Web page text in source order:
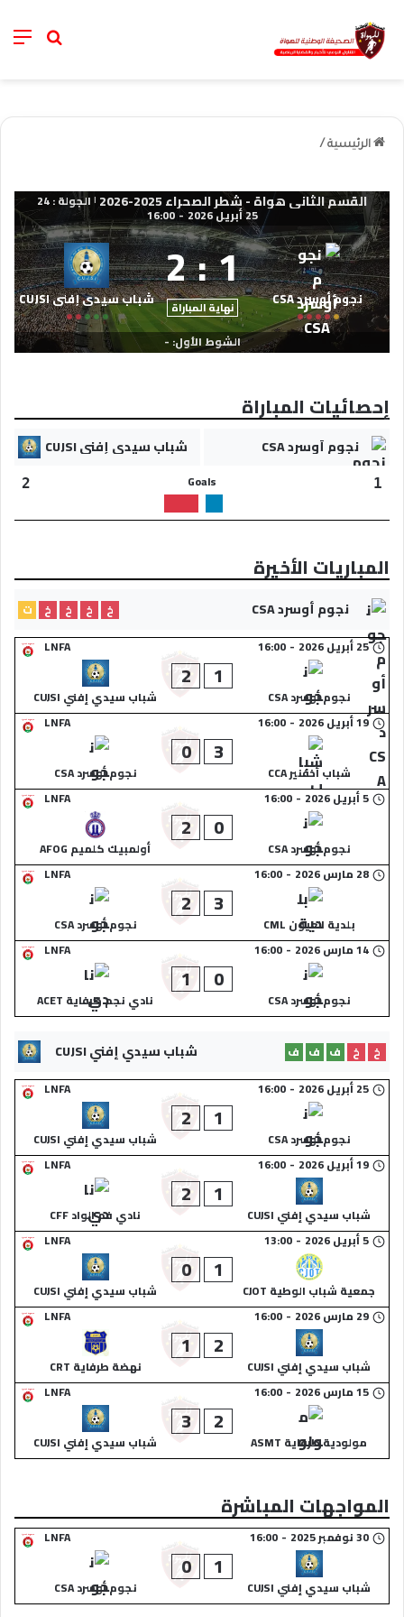
خانة
الرئيسية /
القسم الثاني هواة - شطر الصحراء 2025-2026 | الجولة : 24
25 أبريل 2026 -
16:00
نجوم أوسرد CSA 1
:
2
نهاية المباراة شباب سيدي إفني CUJSI
الشوط الأول: -
إحصائيات المباراة
نجوم أوسرد CSA شباب سيدي إفني CUJSI
1
Goals
2
المباريات الأخيرة
نجوم أوسرد CSA خ خ خ خ
ت
LNFA
25 أبريل 2026 -
16:00
نجوم أوسرد CSA
1
2
شباب سيدي إفني CUJSI
LNFA
19 أبريل 2026 -
16:00
شباب أخفنير CCA
3
0
نجوم أوسرد CSA
LNFA
5 أبريل 2026 -
16:00
نجوم أوسرد CSA
0
2
أولمبيك كلميم AFOG
LNFA
28 مارس 2026 -
16:00
بلدية العيون CML
3
2
نجوم أوسرد CSA
LNFA
14 مارس 2026 -
16:00
نجوم أوسرد CSA
0
1
نادي نجم طرفاية ACET
شباب سيدي إفني CUJSI خ خ ف ف ف
LNFA
25 أبريل 2026 -
16:00
نجوم أوسرد CSA
1
2
شباب سيدي إفني CUJSI
LNFA
19 أبريل 2026 -
16:00
شباب سيدي إفني CUJSI
1
2
نادي فم الواد CFF
LNFA
5 أبريل 2026 -
13:00
جمعية شباب الوطية CJOT
1
0
شباب سيدي إفني CUJSI
LNFA
29 مارس 2026 -
16:00
شباب سيدي إفني CUJSI
2
1
نهضة طرفاية CRT
LNFA
15 مارس 2026 -
16:00
مولودية طرفاية ASMT
2
3
شباب سيدي إفني CUJSI
المواجهات المباشرة
LNFA 30 نوفمبر 2025 -
16:00
شباب سيدي إفني CUJSI
1
0
نجوم أوسرد CSA